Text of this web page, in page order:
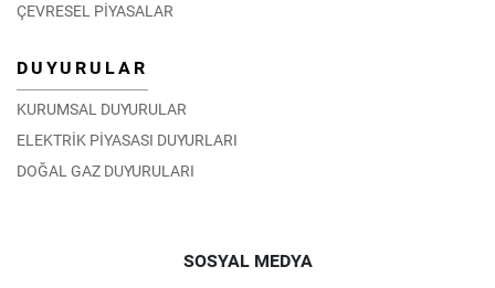
ÇEVRESEL PİYASALAR
DUYURULAR
KURUMSAL DUYURULAR
ELEKTRİK PİYASASI DUYURLARI
DOĞAL GAZ DUYURULARI
SOSYAL MEDYA